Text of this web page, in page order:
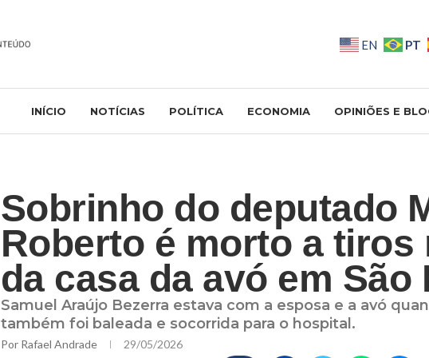
EN PT
INÍCIO NOTÍCIAS POLÍTICA ECONOMIA OPINIÕES E
Sobrinho do deputado
Roberto é morto a tiros
da casa da avó em São
Samuel Araújo Bezerra estava com a esposa e a avó
também foi baleada e socorrida para o hospital.
Por Rafael Andrade 29/05/2026